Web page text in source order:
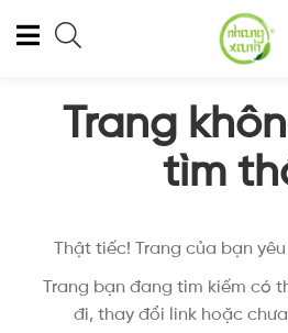
Trang
tìm
Thật tiếc! Trang của bạn
Trang bạn đang tìm kiếm có
đi, thay đổi link hoặc